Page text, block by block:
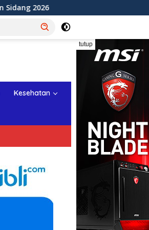
Rapat Paripurna ke-11 DPRD
tutup
Kesehatan